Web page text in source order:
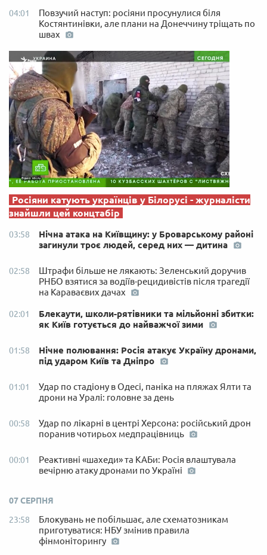
04:01
Повзучий наступ: росіяни просунулися біля
Костянтинівки, але плани на Донеччину тріщать по
швах
Росіяни катують українців у Білорусі - журналісти
знайшли цей концтабір
03:58
Нічна атака на Київщину: у Броварському районі
загинули троє людей, серед них — дитина
02:58
Штрафи більше не лякають: Зеленський доручив
РНБО взятися за водіїв-рецидивістів після трагедії
на Караваєвих дачах
02:01
Блекаути, школи-рятівники та мільйонні збитки:
як Київ готується до найважчої зими
01:58
Нічне полювання: Росія атакує Україну дронами,
під ударом Київ та Дніпро
01:01
Удар по стадіону в Одесі, паніка на пляжах Ялти та
дрони на Уралі: головне за день
00:58
Удар по лікарні в центрі Херсона: російський дрон
поранив чотирьох медпрацівниць
00:01
Реактивні «шахеди» та КАБи: Росія влаштувала
вечірню атаку дронами по Україні
07 СЕРПНЯ
23:58
Блокувань не побільшає, але схематозникам
приготуватися: НБУ змінив правила
фінмоніторингу